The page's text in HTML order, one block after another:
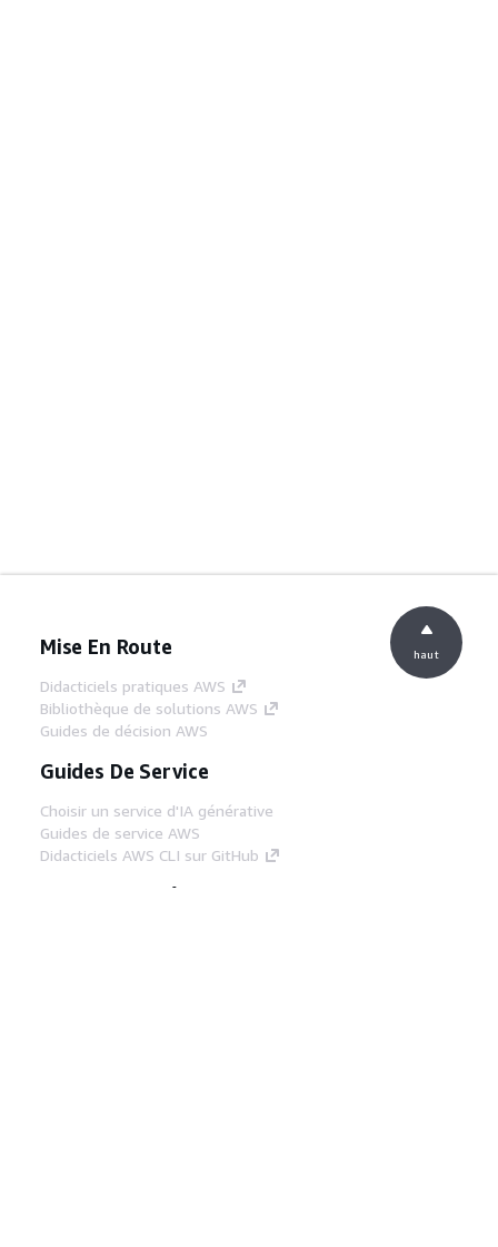
Mise En Route
Didacticiels pratiques AWS
Bibliothèque de solutions AWS
Guides de décision AWS
Guides De Service
Choisir un service d'IA générative
Guides de service AWS
Didacticiels AWS CLI sur GitHub
Outils Pour Développeurs
haut